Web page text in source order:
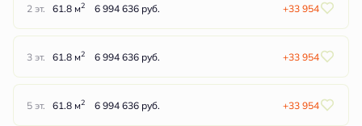
2 эт. 61.8 м2 6 994 636 руб. +33 954
3 эт. 61.8 м2 6 994 636 руб. +33 954
5 эт. 61.8 м2 6 994 636 руб. +33 954